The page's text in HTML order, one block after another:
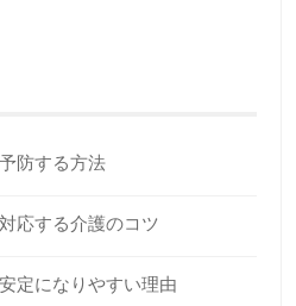
防する方法
応する介護のコツ
定になりやすい理由